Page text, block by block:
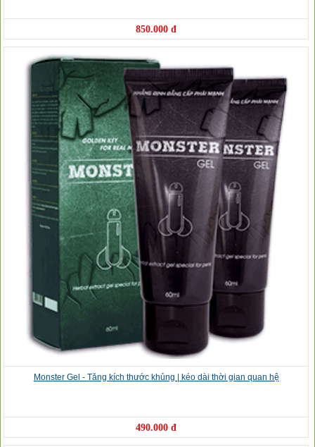
850.000 đ
Monster Gel - Tăng kích thước khủng | kéo dài thời gian quan hệ
490.000 đ